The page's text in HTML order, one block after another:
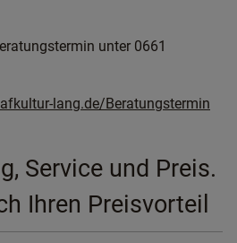
unter 0661
lang.de/Beratungstermin
Service und Preis.
Ihren Preisvorteil